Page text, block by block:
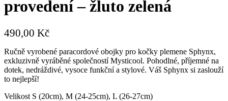
provedení – žluto zelená
490,00 Kč
Ručně vyrobené paracordové obojky pro kočky plemene Sphynx,
exkluzivně vyráběné společností Mysticool. Pohodlné, příjemné na
dotek, nedráždivé, vysoce funkční a stylové. Váš Sphynx si zaslouží
to nejlepší!
Velikost S (20cm), M (24-25cm), L (26-27cm)